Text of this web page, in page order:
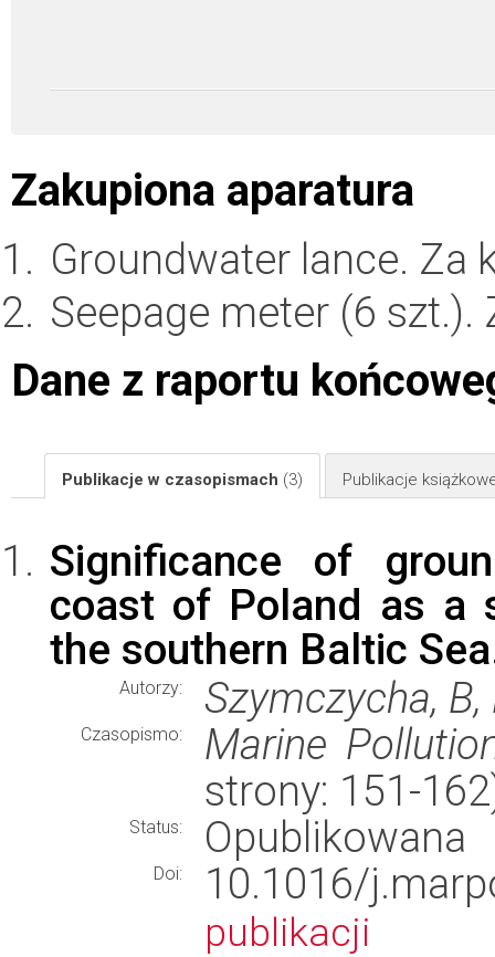
Zakupiona aparatura
Groundwater lance. Za
Seepage meter (6
Dane z raportu
Publikacje w czasopismach (3) Publikacje
Significance of
coast of Poland as a
the southern Baltic
Autorzy: Szymczycha,
Czasopismo:
Marine
strony: 151-
Status: Opublikowana
Doi: 10.1016/
publikacji